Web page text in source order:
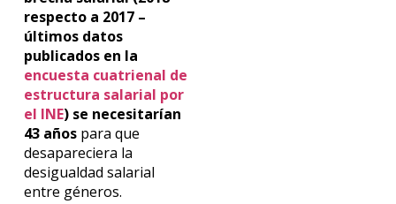
respecto a 2017 –
últimos datos
publicados en la
encuesta cuatrienal de
estructura salarial por
el INE) se necesitarían
43 años para que
desapareciera la
desigualdad salarial
entre géneros.